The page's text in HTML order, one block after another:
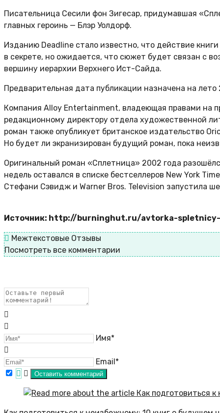
Писательница Сесили фон Зигесар, придумавшая
главных героинь — Блэр Уолдорф.
Изданию Deadline стало известно, что действие
в секрете, но ожидается, что сюжет будет связан с
вершину иерархии Верхнего Ист-Сайда.
Предварительная дата публикации назначена на лето
Компания Alloy Entertainment, владеющая правами на
редакционному директору отдела художественной
роман также опубликует британское издательство
Но будет ли экранизирован будущий роман, пока
Оригинальный роман «Сплетница» 2002 года
недель оставался в списке бестселлеров New York
Стефани Сэвидж и Warner Bros. Television запустила
Источник: http://burninghut.ru/avtorka-
Межтекстовые Отзывы
Посмотреть все комментарии
Имя*
Email*